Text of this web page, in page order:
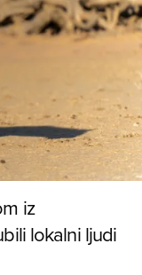
iz
lokalni ljudi